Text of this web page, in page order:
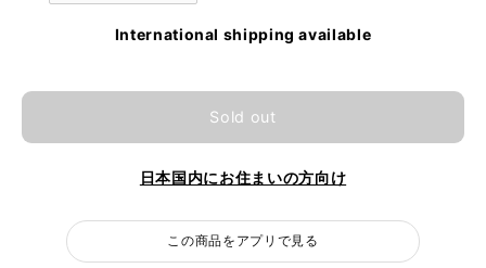
International shipping available
Sold out
日本国内にお住まいの方向け
この商品をアプリで見る